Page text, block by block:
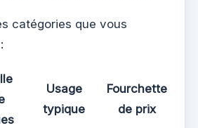
catégories que vous
Usage
typique
Fourchette
de prix